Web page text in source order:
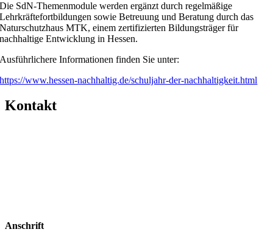
Die SdN-Themenmodule werden ergänzt durch regelmäßige
Lehrkräftefortbildungen sowie Betreuung und Beratung durch das
Naturschutzhaus MTK, einem zertifizierten Bildungsträger für
nachhaltige Entwicklung in Hessen.
Ausführlichere Informationen finden Sie unter:
https://www.hessen-nachhaltig.de/schuljahr-der-nachhaltigkeit.html
Kontakt
Anschrift